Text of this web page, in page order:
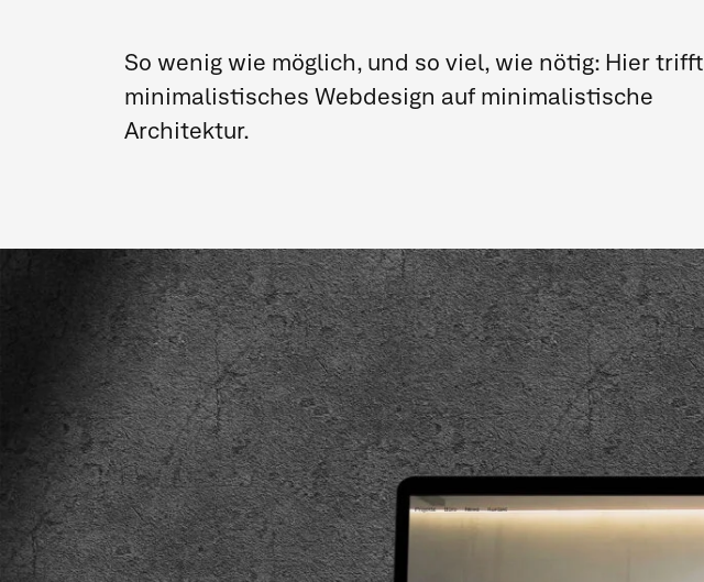
So wenig wie möglich, und so viel, wie nötig: Hier trifft
minimalistisches Webdesign auf minimalistische
Architektur.